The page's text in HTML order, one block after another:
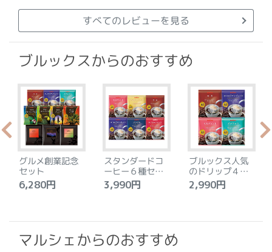
すべてのレビューを見る
ブルックスからのおすすめ
グルメ創業記念
セット
6,280円
スタンダードコ
ーヒー６種セッ
ト
3,990円
ブルックス人気
のドリップ４種
セット
2,990円
マルシェからのおすすめ